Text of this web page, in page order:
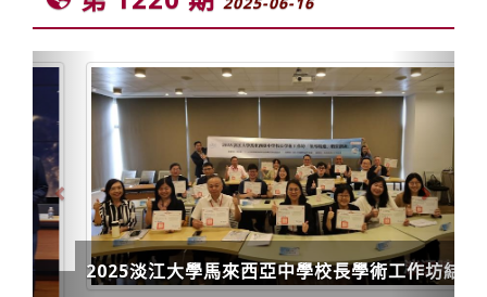
2025淡江大學馬來西亞中學校長學術工作坊結業
式
Previous Next